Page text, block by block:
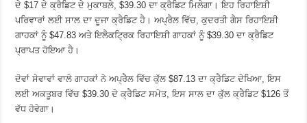
ਦੇ $17 ਦੇ ਕ੍ਰੈਡਿਟ ਦੇ ਮੁਕਾਬਲੇ, $39.30 ਦਾ ਕ੍ਰੈਡਿਟ ਮਿਲੇਗਾ। ਇਹ ਰਿਹਾਇਸ਼ੀ
ਪਰਿਵਾਰਾਂ ਲਈ ਸਾਲ ਦਾ ਦੂਜਾ ਕ੍ਰੈਡਿਟ ਹੈ। ਅਪ੍ਰੈਲ ਵਿੱਚ, ਕੁਦਰਤੀ ਗੈਸ ਰਿਹਾਇਸ਼ੀ
ਗਾਹਕਾਂ ਨੂੰ $47.83 ਅਤੇ ਇਲੈਕਟ੍ਰਿਕ ਰਿਹਾਇਸ਼ੀ ਗਾਹਕਾਂ ਨੂੰ $39.30 ਦਾ ਕ੍ਰੈਡਿਟ
ਪ੍ਰਾਪਤ ਹੋਇਆ ਹੈ।
ਦੋਵਾਂ ਸੇਵਾਵਾਂ ਵਾਲੇ ਗਾਹਕਾਂ ਨੇ ਅਪ੍ਰੈਲ ਵਿੱਚ ਕੁੱਲ $87.13 ਦਾ ਕ੍ਰੈਡਿਟ ਦੇਖਿਆ, ਇਸ
ਲਈ ਅਕਤੂਬਰ ਵਿੱਚ $39.30 ਦੇ ਕ੍ਰੈਡਿਟ ਸਮੇਤ, ਇਸ ਸਾਲ ਦਾ ਕੁੱਲ ਕ੍ਰੈਡਿਟ $126 ਤੋਂ
ਵੱਧ ਹੋਵੇਗਾ।